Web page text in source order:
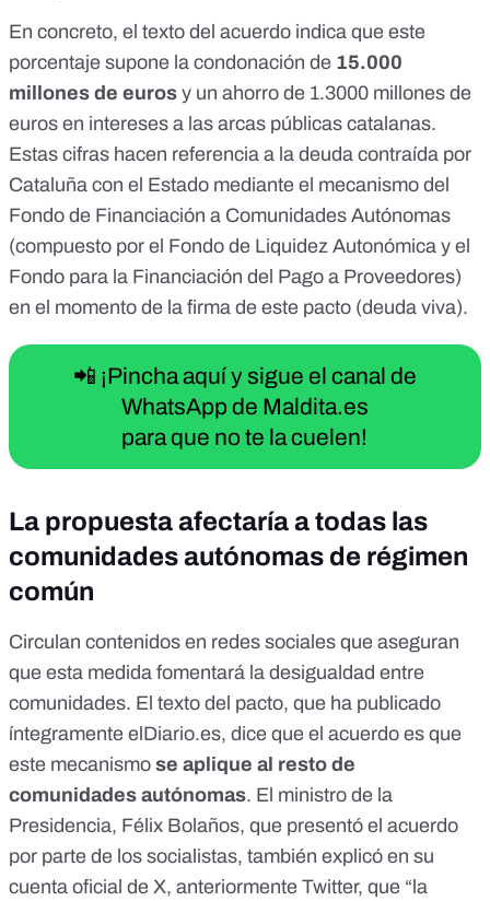
En concreto, el texto del acuerdo indica que este
porcentaje supone la condonación de 15.000
millones de euros y un ahorro de 1.3000 millones de
euros en intereses a las arcas públicas catalanas.
Estas cifras hacen referencia a la deuda contraída por
Cataluña con el Estado mediante el mecanismo del
Fondo de Financiación a Comunidades Autónomas
(compuesto por el Fondo de Liquidez Autonómica y el
Fondo para la Financiación del Pago a Proveedores)
en el momento de la firma de este pacto (deuda viva).
📲 ¡Pincha aquí y sigue el canal de
WhatsApp de Maldita.es
para que no te la cuelen!
La propuesta afectaría a todas las
comunidades autónomas de régimen
común
Circulan contenidos en redes sociales que aseguran
que esta medida fomentará la desigualdad entre
comunidades. El texto del pacto, que ha publicado
íntegramente elDiario.es, dice que el acuerdo es que
este mecanismo se aplique al resto de
comunidades autónomas. El ministro de la
Presidencia, Félix Bolaños, que presentó el acuerdo
por parte de los socialistas, también explicó en su
cuenta oficial de X, anteriormente Twitter, que “la